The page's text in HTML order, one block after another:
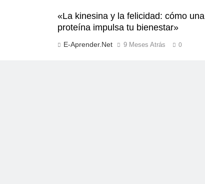
«La kinesina y la felicidad: cómo una
proteína impulsa tu bienestar»
E-Aprender.net 9 Meses Atrás 0